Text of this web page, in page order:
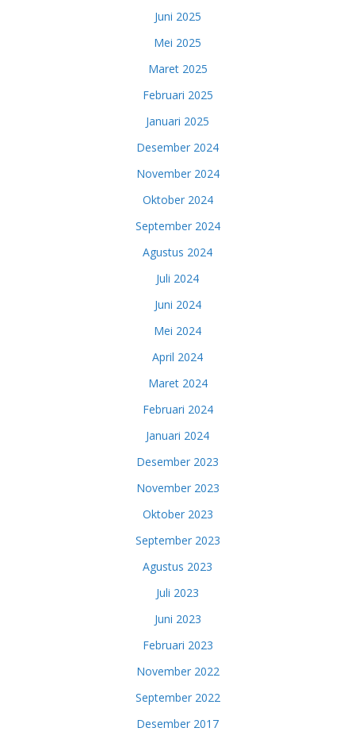
Juni 2025
Mei 2025
Maret 2025
Februari 2025
Januari 2025
Desember 2024
November 2024
Oktober 2024
September 2024
Agustus 2024
Juli 2024
Juni 2024
Mei 2024
April 2024
Maret 2024
Februari 2024
Januari 2024
Desember 2023
November 2023
Oktober 2023
September 2023
Agustus 2023
Juli 2023
Juni 2023
Februari 2023
November 2022
September 2022
Desember 2017